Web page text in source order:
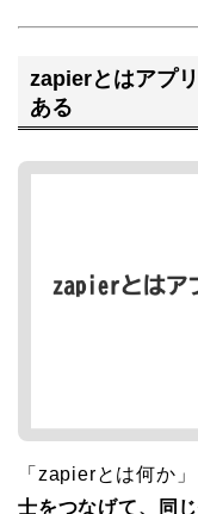
zapierとはアプ
ある
「zapierとは何か
士をつなげて、同